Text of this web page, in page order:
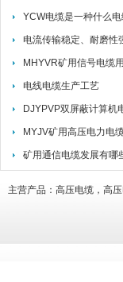
YCW电缆是一种什么电
MHYVR矿用信号电缆
电线电缆生产工艺
矿用通信电缆发展有哪
主营产品：高压电缆，高